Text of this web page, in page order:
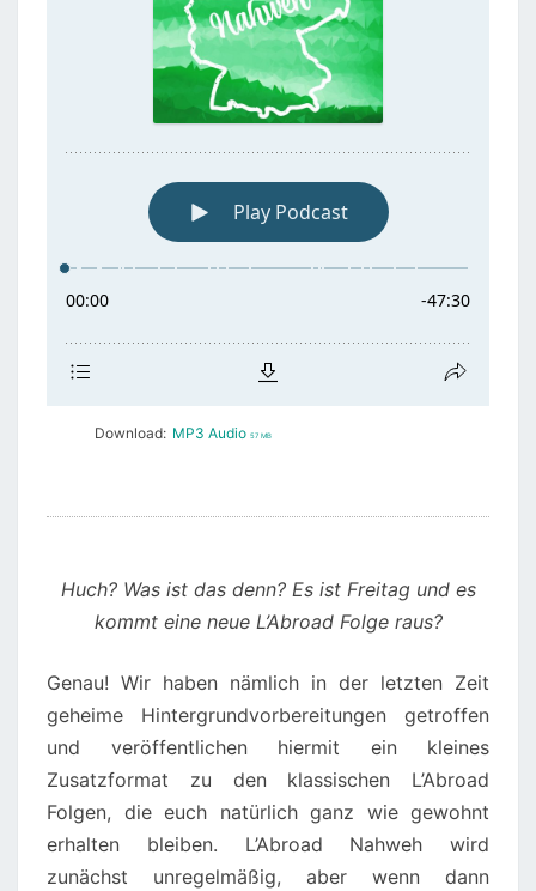
Download: MP3 Audio 57 MB
Huch? Was ist das denn? Es ist Freitag und es
kommt eine neue L’Abroad Folge raus?
Genau! Wir haben nämlich in der letzten Zeit
geheime Hintergrundvorbereitungen getroffen
und veröffentlichen hiermit ein kleines
Zusatzformat zu den klassischen L’Abroad
Folgen, die euch natürlich ganz wie gewohnt
erhalten bleiben. L’Abroad Nahweh wird
zunächst unregelmäßig, aber wenn dann